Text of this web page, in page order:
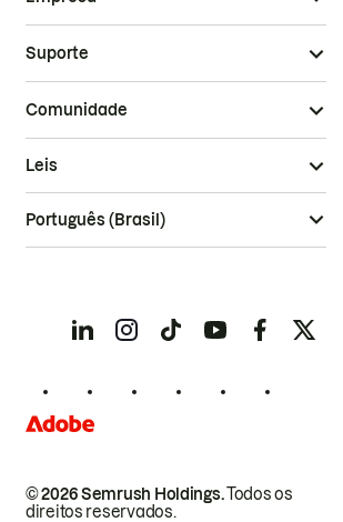
Suporte
Comunidade
© 2026 Semrush Holdings.Todos os
direitos reservados.
Leis
Português (Brasil)